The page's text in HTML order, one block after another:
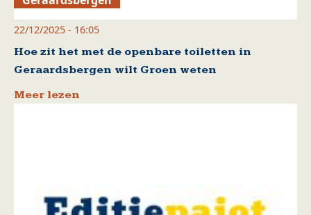
22/12/2025 - 16:05
Hoe zit het met de openbare toiletten in
Geraardsbergen wilt Groen weten
Meer lezen